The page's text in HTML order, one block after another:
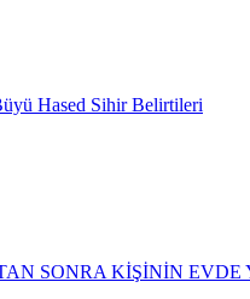
Hased Sihir Belirtileri
SONRA KİŞİNİN EVDE